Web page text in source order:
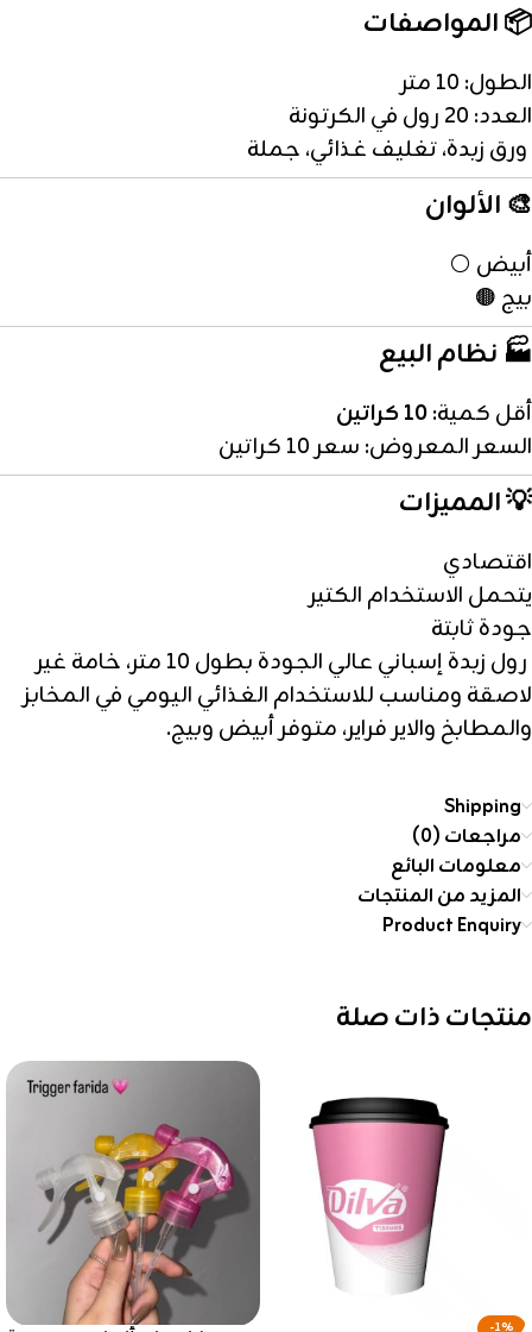
📦 المواصفات
الطول: 10 متر
العدد: 20 رول في الكرتونة
ورق زبدة، تغليف غذائي، جملة
🎨 الألوان
أبيض ⚪
بيج 🟤
🏭 نظام البيع
أقل كمية:10 كراتين
السعر المعروض: سعر 10 كراتين
💡 المميزات
اقتصادي
يتحمل الاستخدام الكتير
جودة ثابتة
رول زبدة إسباني عالي الجودة بطول 10 متر، خامة غير
لاصقة ومناسب للاستخدام الغذائي اليومي في المخابز
والمطابخ والاير فراير، متوفر أبيض وبيج.
Shipping
مراجعات (0)
معلومات البائع
المزيد من المنتجات
Product Enquiry
منتجات ذات صلة
-1%